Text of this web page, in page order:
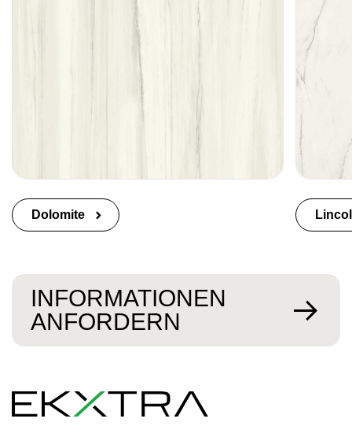
Dolomite
INFORMATIONEN
ANFORDERN